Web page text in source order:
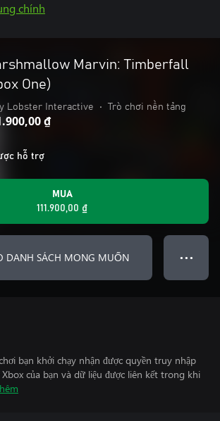
chính
Marvin: Timberfall
One)
Lobster Interactive • Trò chơi nền tảng
₫
hỗ trợ
MUA
111.900,00 ₫
DANH SÁCH MONG MUỐN ● ● ●
bạn khởi chạy nhận được quyền truy nhập
của bạn và dữ liệu được liên kết trong khi